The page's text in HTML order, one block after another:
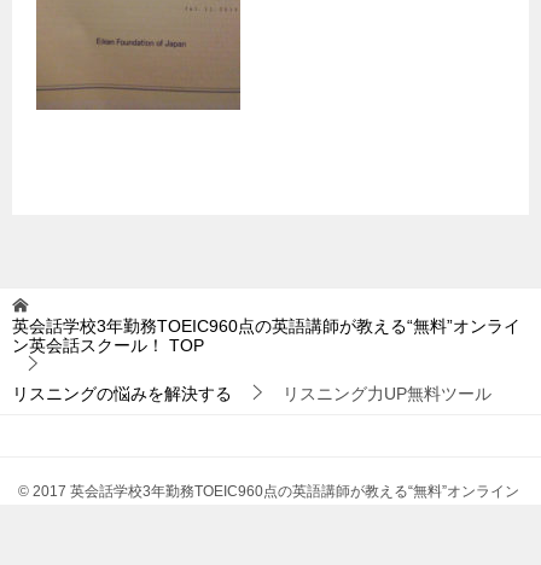
英会話学校3年勤務TOEIC960点の英語講師が教える“無料”オンライ
ン英会話スクール！
TOP
リスニングの悩みを解決する リスニング力UP無料ツール
© 2017 英会話学校3年勤務TOEIC960点の英語講師が教える“無料”オンライン